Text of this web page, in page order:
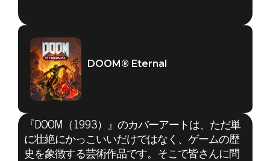
DOOM® Eternal
『DOOM（1993）』のカバーアートは、ただ単
に壮絶にかっこいいだけではなく、ゲームの歴
史を象徴する芸術作品です。そこで皆さんに問